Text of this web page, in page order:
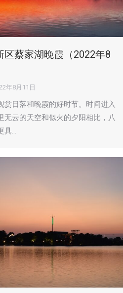
区蔡家湖晚霞（2022年8
年8月11日
赏日落和晚霞的好时节。时间进入
无云的天空和似火的夕阳相比，八
具…